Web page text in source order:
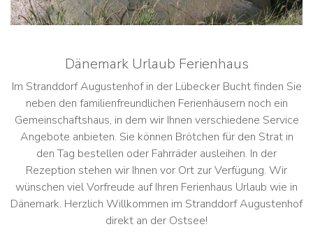
Dänemark Urlaub Ferienhaus
Im Stranddorf Augustenhof in der Lübecker Bucht finden Sie
neben den familienfreundlichen Ferienhäusern noch ein
Gemeinschaftshaus, in dem wir Ihnen verschiedene Service
Angebote anbieten. Sie können Brötchen für den Strat in
den Tag bestellen oder Fahrräder ausleihen. In der
Rezeption stehen wir Ihnen vor Ort zur Verfügung. Wir
wünschen viel Vorfreude auf Ihren Ferienhaus Urlaub wie in
Dänemark. Herzlich Willkommen im Stranddorf Augustenhof
direkt an der Ostsee!